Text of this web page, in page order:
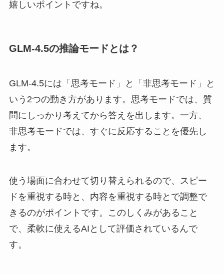
嬉しいポイントですね。
GLM‑4.5の推論モードとは？
GLM‑4.5には「思考モード」と「非思考モード」と
いう2つの動き方があります。思考モードでは、質
問にしっかり考えてから答えを出します。一方、
非思考モードでは、すぐに反応することを優先し
ます。
使う場面に合わせて切り替えられるので、スピー
ドを重視する時と、内容を重視する時とで調整で
きるのがポイントです。このしくみがあること
で、柔軟に使えるAIとして評価されているんで
す。